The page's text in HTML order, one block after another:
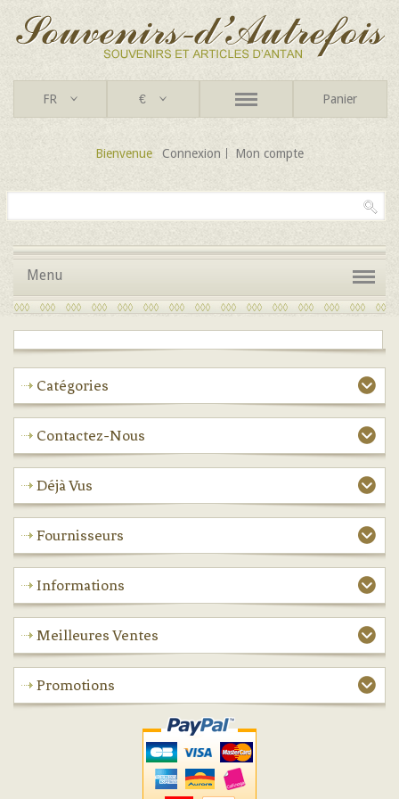
FR € Panier
Bienvenue Connexion Mon compte
Menu
Catégories
Contactez-Nous
Déjà Vus
Fournisseurs
Informations
Meilleures Ventes
Promotions